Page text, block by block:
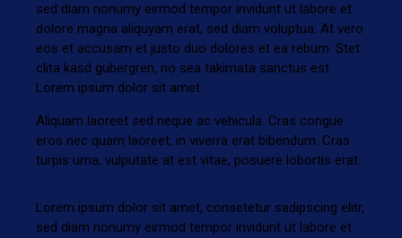
sed diam nonumy eirmod tempor invidunt ut labore et
dolore magna aliquyam erat, sed diam voluptua. At vero
eos et accusam et justo duo dolores et ea rebum. Stet
clita kasd gubergren, no sea takimata sanctus est
Lorem ipsum dolor sit amet.
Aliquam laoreet sed neque ac vehicula. Cras congue
eros nec quam laoreet, in viverra erat bibendum. Cras
turpis urna, vulputate at est vitae, posuere lobortis erat.
Lorem ipsum dolor sit amet, consetetur sadipscing elitr,
sed diam nonumy eirmod tempor invidunt ut labore et